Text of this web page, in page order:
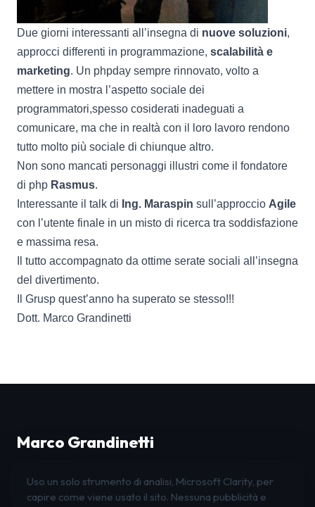
Due giorni interessanti all’insegna di nuove soluzioni,
approcci differenti in programmazione, scalabilità e
marketing. Un phpday sempre rinnovato, volto a
mettere in mostra l’aspetto sociale dei
programmatori,spesso cosiderati inadeguati a
comunicare, ma che in realtà con il loro lavoro rendono
tutto molto più sociale di chiunque altro.
Non sono mancati personaggi illustri come il fondatore
di php Rasmus.
Interessante il talk di Ing. Maraspin sull’approccio Agile
con l’utente finale in un misto di ricerca tra soddisfazione
e massima resa.
Il tutto accompagnato da ottime serate sociali all’insegna
del divertimento.
Il Grusp quest’anno ha superato se stesso!!!
Dott. Marco Grandinetti
Marco Grandinetti
LinkedIn
Instagram Facebook
Uso un solo strumento di analisi, Microsoft Clarity, per
capire come viene usato il sito. Nessuna pubblicità e